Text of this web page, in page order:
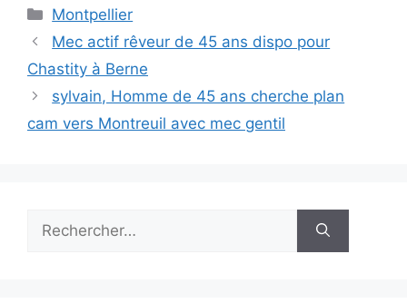
Catégories
Montpellier
Mec actif rêveur de 45 ans dispo pour
Chastity à Berne
sylvain, Homme de 45 ans cherche plan
cam vers Montreuil avec mec gentil